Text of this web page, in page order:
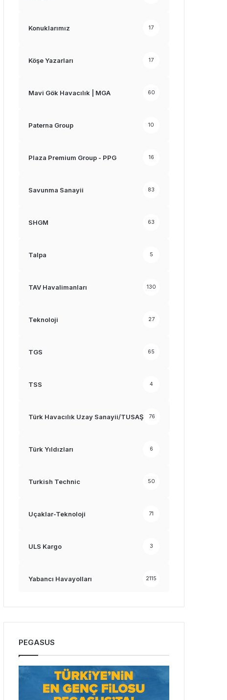
Konuklarımız 17
Köşe Yazarları 17
Mavi Gök Havacılık | MGA 60
Paterna Group 10
Plaza Premium Group - PPG 16
Savunma Sanayii 83
SHGM 63
Talpa 5
TAV Havalimanları 130
Teknoloji 27
TGS 65
TSS 4
Türk Havacılık Uzay Sanayii/TUSAŞ 76
Türk Yıldızları 6
Turkish Technic 50
Uçaklar-Teknoloji 71
ULS Kargo 3
Yabancı Havayolları 2115
PEGASUS